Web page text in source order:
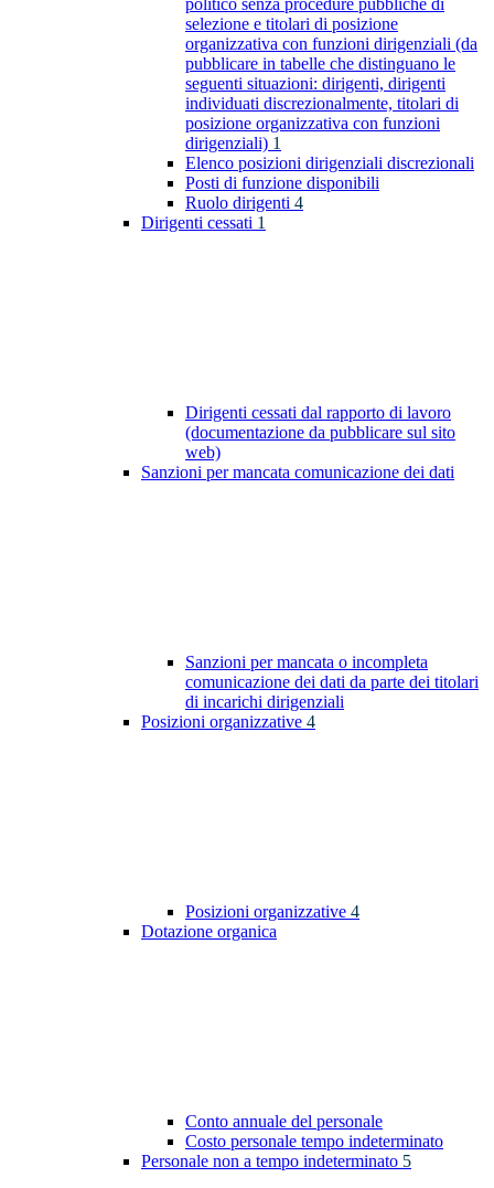
politico senza procedure pubbliche di
selezione e titolari di posizione
organizzativa con funzioni dirigenziali (da
pubblicare in tabelle che distinguano le
seguenti situazioni: dirigenti, dirigenti
individuati discrezionalmente, titolari di
posizione organizzativa con funzioni
dirigenziali) 1
Elenco posizioni dirigenziali discrezionali
Posti di funzione disponibili
Ruolo dirigenti 4
Dirigenti cessati 1
Dirigenti cessati dal rapporto di lavoro
(documentazione da pubblicare sul sito
web)
Sanzioni per mancata comunicazione dei dati
Sanzioni per mancata o incompleta
comunicazione dei dati da parte dei titolari
di incarichi dirigenziali
Posizioni organizzative 4
Posizioni organizzative 4
Dotazione organica
Conto annuale del personale
Costo personale tempo indeterminato
Personale non a tempo indeterminato 5